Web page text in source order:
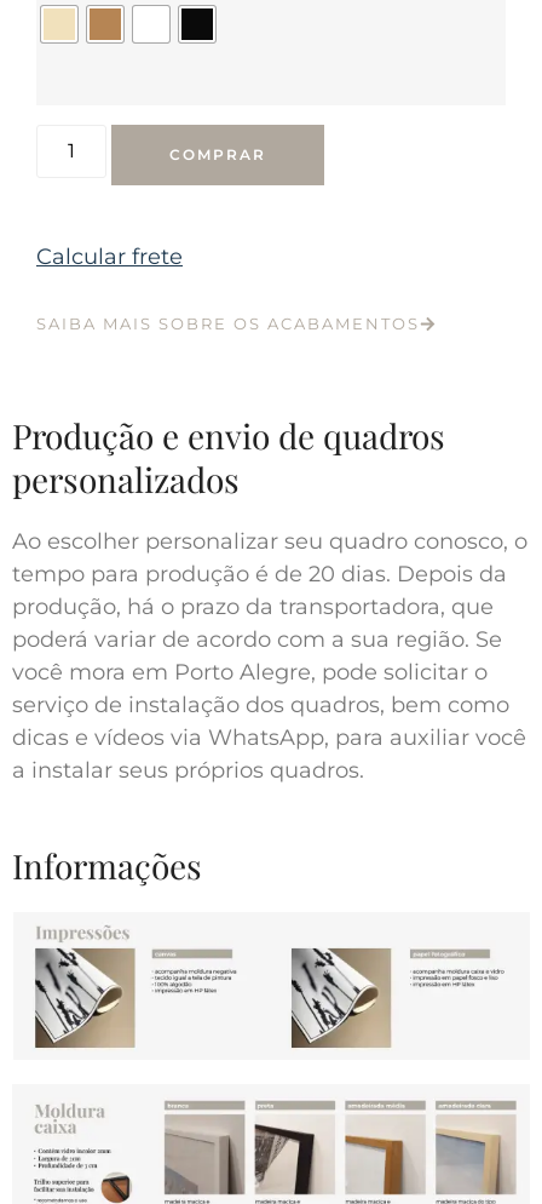
COMPRAR
Calcular frete
SAIBA MAIS SOBRE OS ACABAMENTOS
Produção e envio de quadros
personalizados
Ao escolher personalizar seu quadro conosco, o
tempo para produção é de 20 dias. Depois da
produção, há o prazo da transportadora, que
poderá variar de acordo com a sua região. Se
você mora em Porto Alegre, pode solicitar o
serviço de instalação dos quadros, bem como
dicas e vídeos via WhatsApp, para auxiliar você
a instalar seus próprios quadros.
Informações